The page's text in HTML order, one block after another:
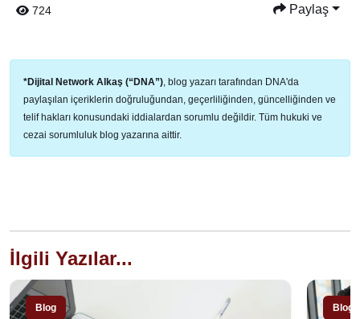
724 Paylaş
*Dijital Network Alkaş (“DNA”), blog yazarı tarafından DNA'da
paylaşılan içeriklerin doğruluğundan, geçerliliğinden, güncelliğinden ve
telif hakları konusundaki iddialardan sorumlu değildir. Tüm hukuki ve
cezai sorumluluk blog yazarına aittir.
İlgili Yazılar...
Blog Blog